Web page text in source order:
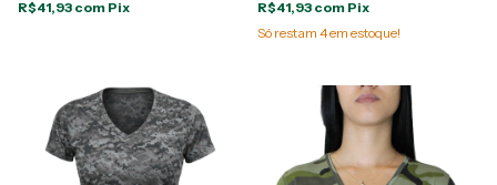
R$41,93 com Pix R$41,93 com Pix
Só restam 4em estoque!